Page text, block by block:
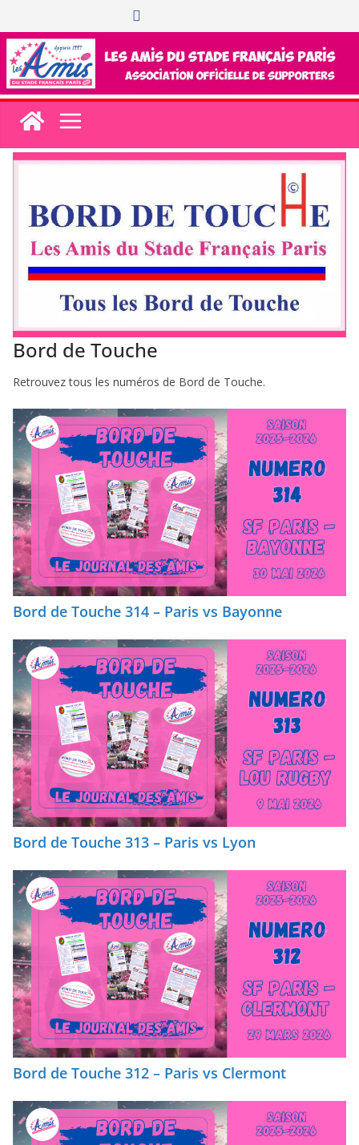
au
contenu
Bord de Touche
Retrouvez tous les numéros de Bord de Touche.
Bord de Touche 314 – Paris vs Bayonne
Bord de Touche 313 – Paris vs Lyon
Bord de Touche 312 – Paris vs Clermont